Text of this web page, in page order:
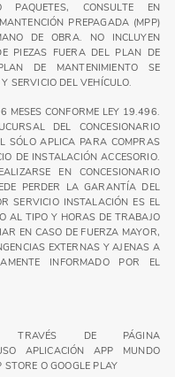
PAQUETES, CONSULTE EN
PREPAGADA (MPP)
DE OBRA. NO INCLUYEN
PIEZAS FUERA DEL PLAN DE
DE MANTENIMIENTO SE
SERVICIO DEL VEHÍCULO.
MESES CONFORME LEY 19.496.
DEL CONCESIONARIO
SÓLO APLICA PARA COMPRAS
DE INSTALACIÓN ACCESORIO.
EN CONCESIONARIO
PERDER LA GARANTÍA DEL
SERVICIO INSTALACIÓN ES EL
AL TIPO Y HORAS DE TRABAJO
EN CASO DE FUERZA MAYOR,
EXTERNAS Y AJENAS A
INFORMADO POR EL
TRAVÉS DE PÁGINA
APLICACIÓN APP MUNDO
O GOOGLE PLAY